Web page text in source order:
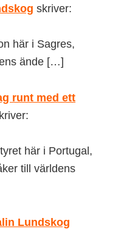
skriver:
här i Sagres,
ände […]
runt med ett
här i Portugal,
till världens
Lundskog